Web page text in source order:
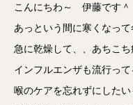
こんにちわ～ 伊藤です＾
あっという間に寒くなっ
急に乾燥して、、あちこ
インフルエンザも流行って
喉のケアを忘れずにしたい